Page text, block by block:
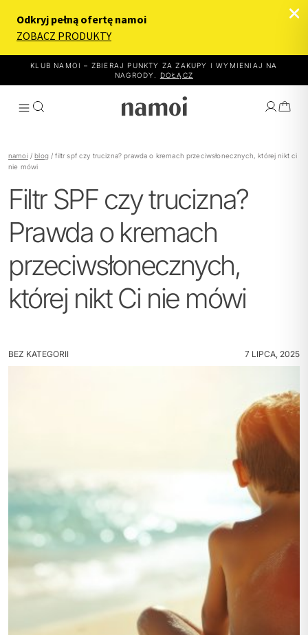
KLUB NAMOI – ZBIERAJ PUNKTY ZA ZAKUPY I WYMIENIAJ NA
NAGRODY.
DOŁĄCZ
WYBIERZ EFEKT
PRODUKTY
O NAMOI
REGULAMIN SKLEPU
WYSYŁKA
ZWROTY I REKLAMACJE
MOJE KONTO
REGULAMIN KLUBU LOJALNOŚCIOWEGO
namoi/blog /filtr spf czy trucizna? prawda o kremach przeciwsłonecznych, której nikt ci
nie mówi
Filtr SPF czy trucizna?
Prawda o kremach
przeciwsłonecznych,
której nikt Ci nie mówi
BEZ KATEGORII 7 LIPCA, 2025